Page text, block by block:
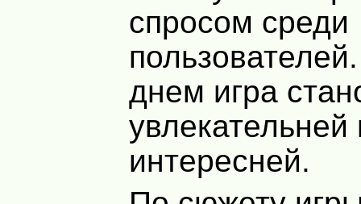
спросом среди
днем игра
увлекательней
интересней.